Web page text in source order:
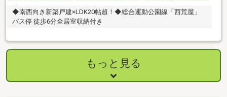
◆南西向き新築戸建×LDK20帖超！◆総合運動公園線「西荒屋」
バス停 徒歩6分全居室収納付き
もっと見る